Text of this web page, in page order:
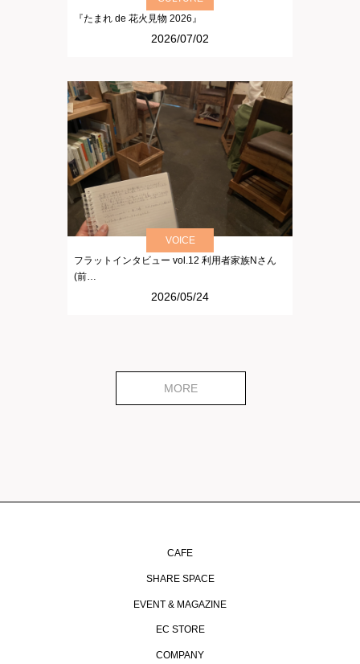
『たまれ de 花火見物 2026』
2026/07/02
VOICE
フラットインタビュー vol.12 利用者家族Nさん
(前…
2026/05/24
MORE
CAFE
SHARE SPACE
EVENT & MAGAZINE
EC STORE
COMPANY